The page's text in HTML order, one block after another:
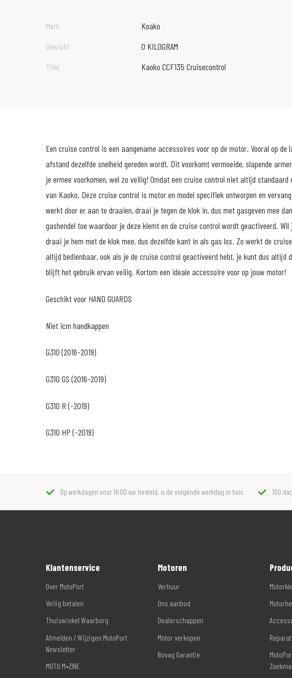
Merk
Koako
Gewicht
0 KILOGRAM
Titel
Kaoko CCF135 Cruisecontrol
Een cruise control is een aangename accessoires voor op de motor. Vooral op
afstand dezelfde snelheid gereden wordt. Dit voorkomt vermoeide, slapende
je ermee voorkomen, wel zo veilig! Omdat een cruise control niet altijd
van Kaoko. Deze cruise control is motor en model specifiek ontworpen en
werkt door er aan te draaien, draai je tegen de klok in, dus met gasgeven mee
gashendel toe waardoor je deze klemt en de cruise control wordt geactiveerd.
draai je hem met de klok mee, dus dezelfde kant in als gas los. Zo werkt de
altijd bedienbaar, ook als je de cruise control geactiveerd hebt, je kunt dus altijd
blijft het gebruik ervan veilig. Kortom een ideale accessoire voor op jouw motor!
Geschikt voor HAND GUARDS
Niet icm handkappen
G310 (2016-2019)
G310 GS (2016-2019)
G310 R (-2019)
G310 HP (-2019)
Op werkdagen voor 16:00 uur besteld, is de volgende werkdag in huis 100
Klantenservice
Over MotoPort
Veilig betalen
Thuiswinkel Waarborg
Afmelden / Wijzigen MotoPort
Newsletter
MOTO M•ZINE
Motoren
Verhuur
Ons aanbod
Dealerschappen
Motor verkopen
Bovag Garantie